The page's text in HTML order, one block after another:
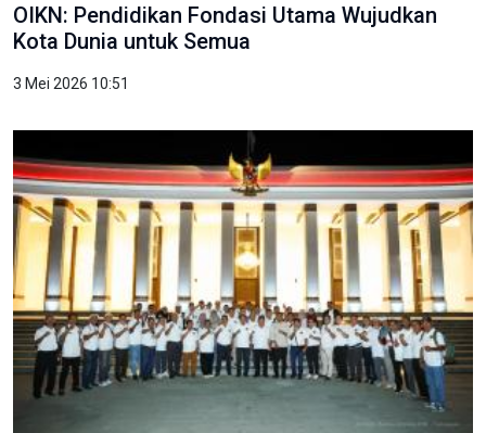
OIKN: Pendidikan Fondasi Utama Wujudkan
Kota Dunia untuk Semua
3 Mei 2026 10:51